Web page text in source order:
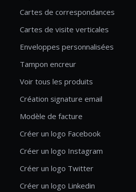
Cartes de correspondances
Cartes de visite verticales
Enveloppes personnalisées
Tampon encreur
Voir tous les produits
Création signature email
Modèle de facture
Créer un logo Facebook
Créer un logo Instagram
Créer un logo Twitter
Créer un logo Linkedin